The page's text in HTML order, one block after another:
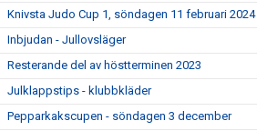
Knivsta Judo Cup 1, söndagen 11 februari 2024
Inbjudan - Jullovsläger
Resterande del av höstterminen 2023
Julklappstips - klubbkläder
Pepparkakscupen - söndagen 3 december